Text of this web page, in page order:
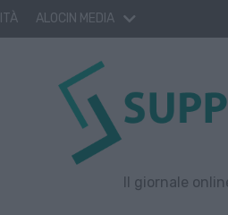
ALOCIN MEDIA
Il giornale